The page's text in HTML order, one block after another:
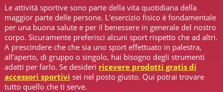
Le attività sportive sono parte della vita quotidiana della
maggior parte delle persone. L’esercizio fisico è fondamentale
per una buona salute e per il benessere in generale del nostro
corpo. Sicuramente preferisci alcuni sport rispetto che ad altri.
A prescindere che che sia uno sport effettuato in palestra,
all’aperto, di gruppo o singolo, hai bisogno degli strumenti
adatti per farlo. Se desideri ricevere prodotti gratis di
accessori sportivi sei nel posto giusto. Qui potrai trovare
tutto quello che ti serve.